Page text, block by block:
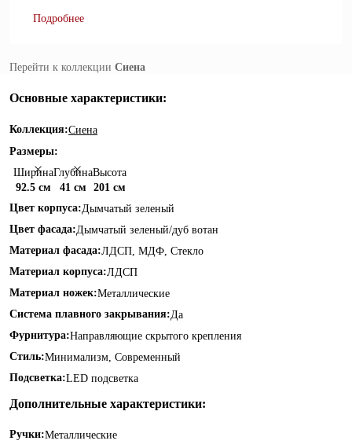
Подробнее
Перейти к коллекции Сиена
Основные характеристики:
Коллекция:Сиена
Размеры:
Ширина
92.5 см
Глубина
41 см
Высота
201 см
Цвет корпуса:Дымчатый зеленый
Цвет фасада:Дымчатый зеленый/дуб вотан
Материал фасада:ЛДСП, МДФ, Стекло
Материал корпуса:ЛДСП
Материал ножек:Металлические
Система плавного закрывания:Да
Фурнитура:Направляющие скрытого крепления
Стиль:Минимализм, Современный
Подсветка:LED подсветка
Дополнительные характеристики:
Ручки:Металлические